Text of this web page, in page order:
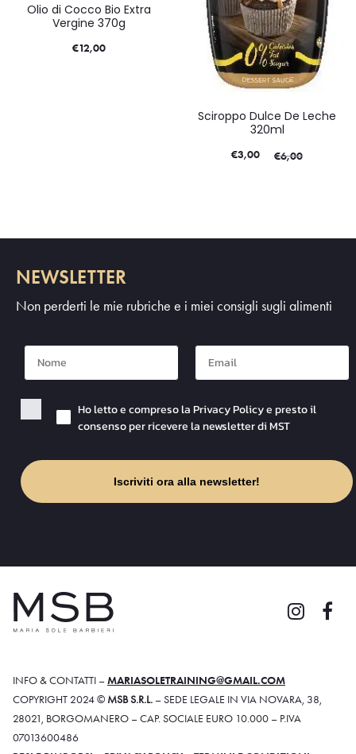
Olio di Cocco Bio Extra
Vergine 370g
€12,00
Sciroppo Dulce De Leche
320ml
€6,00
€3,00
NEWSLETTER
Non perderti le mie rubriche e i miei consigli sugli alimenti
Nome Mail
Checkbox PrivacyHo letto e compreso la Privacy Policy e presto il
consenso per ricevere la newsletter di MST
Iscriviti ora alla newsletter!
INFO & CONTATTI –MARIASOLETRAINING@GMAIL.COM
COPYRIGHT 2024 © MSB S.R.L. – SEDE LEGALE IN VIA NOVARA, 38,
28021, BORGOMANERO – CAP. SOCIALE EURO 10.000 – P.IVA
07013600486